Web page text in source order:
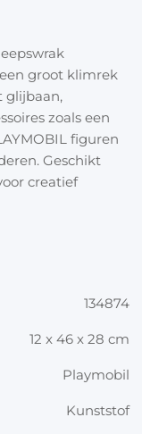
groot klimrek
glijbaan,
zoals een
figuren
Geschikt
creatief
134874
12 x 46 x 28 cm
Playmobil
Kunststof